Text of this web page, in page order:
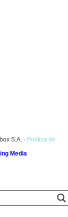
S.A. · Política de
Media